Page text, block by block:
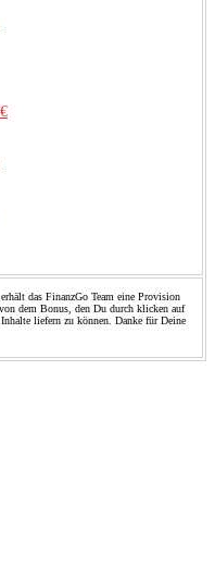
das FinanzGo Team eine Provision
dem Bonus, den Du durch klicken auf
liefern zu können. Danke für Deine